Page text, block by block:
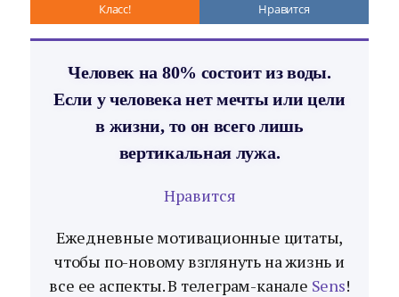
Класс! Нравится
Человек на 80% состоит из воды.
Если у человека нет мечты или цели
в жизни, то он всего лишь
вертикальная лужа.
Нравится
Ежедневные мотивационные цитаты,
чтобы по-новому взглянуть на жизнь и
все ее аспекты. В телеграм-канале Sens!